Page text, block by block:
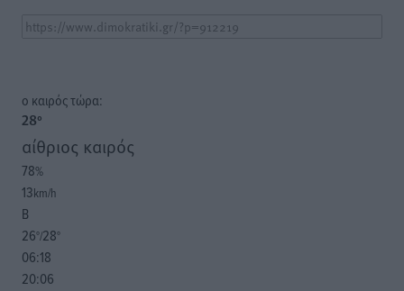
o καιρός τώρα:
28°
αίθριος καιρός
78%
13km/h
Β
26°/28°
06:18
20:06